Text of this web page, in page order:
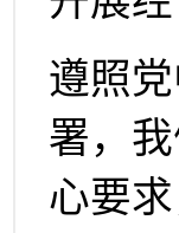
遵照
署，
心要